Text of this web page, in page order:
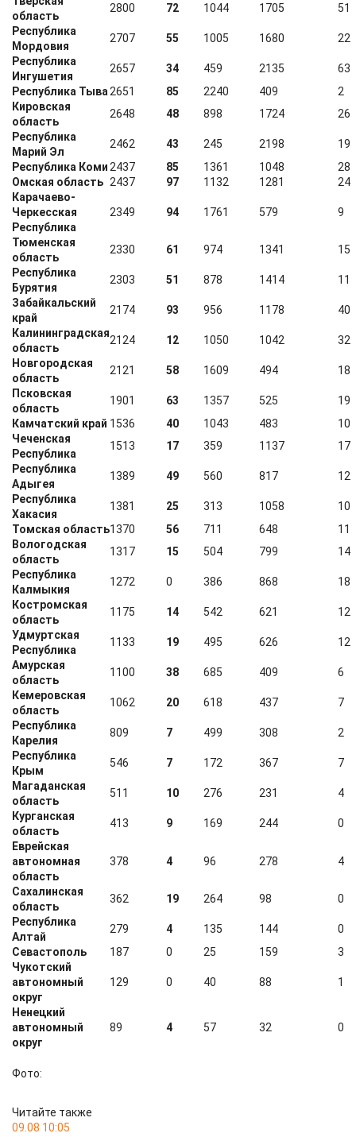
область
2800 72 1044 1705
51
Республика
Мордовия
2707 55 1005 1680
22
Республика
Ингушетия
2657 34 459 2135
63
Республика Тыва 2651 85 2240 409
2
Кировская
область
2648 48 898 1724
26
Республика
Марий Эл
2462 43 245 2198
19
Республика Коми 2437 85 1361 1048
28
Омская область 2437 97 1132 1281
24
Карачаево-
Черкесская
Республика
2349 94 1761 579 9
Тюменская
область
2330 61 974 1341
15
Республика
Бурятия
2303 51 878 1414
11
Забайкальский
край
2174 93 956 1178
40
Калининградская
область
2124 12 1050 1042
32
Новгородская
область
2121 58 1609 494
18
Псковская
область
1901 63 1357 525
19
Камчатский край 1536 40 1043 483
10
Чеченская
Республика
1513 17 359 1137
17
Республика
Адыгея
1389 49 560 817
12
Республика
Хакасия
1381 25 313 1058
10
Томская область1370 56 711 648
11
Вологодская
область
1317 15 504 799
14
Республика
Калмыкия
1272 0 386 868
18
Костромская
область
1175 14 542 621
12
Удмуртская
Республика
1133 19 495 626
12
Амурская
область
1100 38 685 409
6
Кемеровская
область
1062 20 618 437
7
Республика
Карелия
809 7 499 308
2
Республика
Крым
546 7 172 367
7
Магаданская
область
511 10 276 231
4
Курганская
область
413 9 169 244
0
Еврейская
автономная
область
378 4 96 278 4
Сахалинская
область
362 19 264 98
0
Республика
Алтай
279 4 135 144
0
Севастополь
187 0 25 159
3
Чукотский
автономный
округ
129 0 40 88 1
Ненецкий
автономный
округ
89 4 57 32 0
Фото:
Читайте также
09.08 10:05